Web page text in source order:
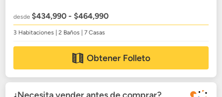
desde$434,990 - $464,990
3 Habitaciones | 2 Baños | 7 Casas
Obtener Folleto